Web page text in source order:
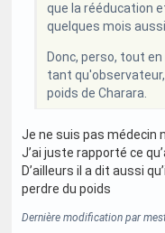
que la rééducation
quelques mois
Donc, perso, tout
tant
poids de Charara.
Je ne suis pas médecin
J’ai juste rapporté ce
D’ailleurs il a dit aussi
perdre du poids
Dernière modification par